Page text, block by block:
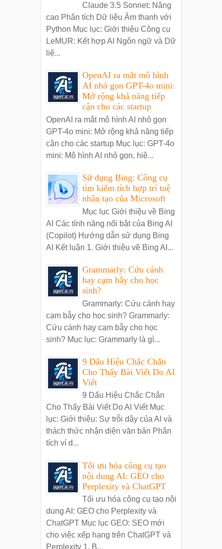
Claude 3.5 Sonnet: Nâng
cao Phân tích Dữ liệu Âm thanh với
Python Mục lục: Giới thiệu Công cụ
LeMUR: Kết hợp AI Ngôn ngữ và Dữ
liệ...
OpenAI ra mắt mô hình
AI nhỏ gọn GPT-4o mini:
Mở rộng khả năng tiếp
cận cho các startup
OpenAI ra mắt mô hình AI nhỏ gọn
GPT-4o mini: Mở rộng khả năng tiếp
cận cho các startup Mục lục: GPT-4o
mini: Mô hình AI nhỏ gọn, hiệ...
Sử dụng Bing: Công cụ
tìm kiếm tích hợp trí tuệ
nhân tạo của Microsoft
Mục lục Giới thiệu về Bing
AI Các tính năng nổi bật của Bing AI
(Copilot) Hướng dẫn sử dụng Bing
AI Kết luận 1. Giới thiệu về Bing AI...
Grammarly: Cứu cánh
hay cạm bẫy cho học
sinh?
Grammarly: Cứu cánh hay
cạm bẫy cho học sinh? Grammarly:
Cứu cánh hay cạm bẫy cho học
sinh? Mục lục: Grammarly là gì...
9 Dấu Hiệu Chắc Chắn
Cho Thấy Bài Viết Do AI
Viết
9 Dấu Hiệu Chắc Chắn
Cho Thấy Bài Viết Do AI Viết Mục
lục: Giới thiệu: Sự trỗi dậy của AI và
thách thức nhận diện văn bản Phân
tích ví d...
Tối ưu hóa công cụ tạo
nội dung AI: GEO cho
Perplexity và ChatGPT
Tối ưu hóa công cụ tạo nội
dung AI: GEO cho Perplexity và
ChatGPT Mục lục GEO: SEO mới
cho việc xếp hạng trên ChatGPT và
Perplexity 1. B...